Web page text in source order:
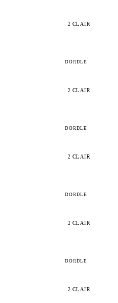
2 CLÁIR
DORDLE
2 CLÁIR
DORDLE
2 CLÁIR
DORDLE
2 CLÁIR
DORDLE
2 CLÁIR